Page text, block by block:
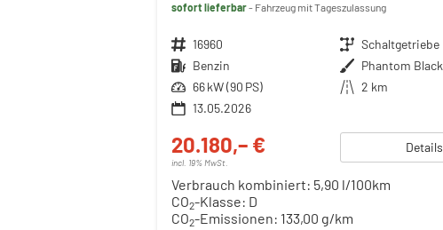
sofort lieferbar Fahrzeug mit Tageszulassung
Fahrzeugnr. 16960 Getriebe Schaltgetriebe
Kraftstoff Benzin Außenfarbe Phantom Black
Leistung 66 kW (90 PS) Kilometerstand 2 km
13.05.2026
20.180,– €
incl. 19% MwSt.
Details
Verbrauch kombiniert: 5,90 l/100km
CO2-Klasse: D
CO2-Emissionen: 133,00 g/km